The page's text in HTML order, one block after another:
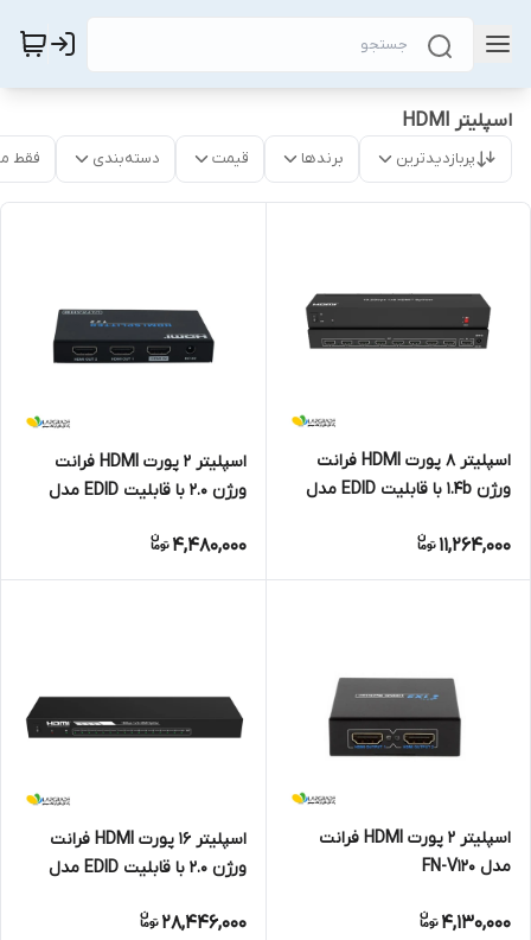
اسپلیتر HDMI
پربازدیدترین برندها قیمت دسته‌بندی فقط
اسپلیتر 8 پورت HDMI فرانت
ورژن 1.4b با قابلیت EDID مدل
11,264,000
اسپلیتر 2 پورت HDMI فرانت
ورژن 2.0 با قابلیت EDID مدل
4,480,000
اسپلیتر 2 پورت HDMI فرانت
مدل FN-V120
4,130,000
اسپلیتر 16 پورت HDMI فرانت
ورژن 2.0 با قابلیت EDID مدل
28,446,000